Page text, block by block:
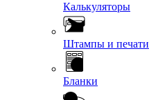
Калькуляторы
Штампы и печати
Бланки